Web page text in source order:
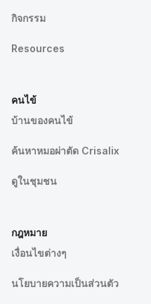
กิจกรรม
Resources
คนไข้
บ้านของคนไข้
ค้นหาหมอผ่าตัด Crisalix
ดูในชุมชน
กฎหมาย
เงื่อนไขต่างๆ
นโยบายความเป็นส่วนตัว